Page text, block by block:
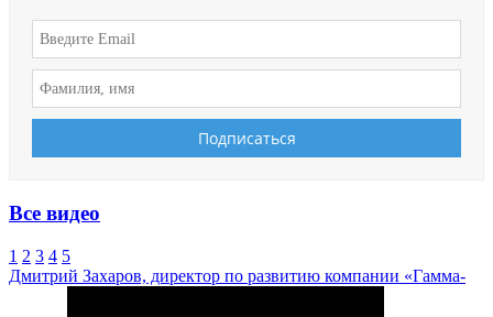
Все видео
1 2 3 4 5
Дмитрий Захаров, директор по развитию компании «Гамма-